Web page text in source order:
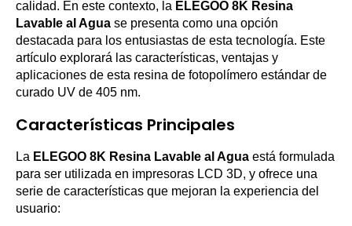
calidad. En este contexto, la ELEGOO 8K Resina
Lavable al Agua se presenta como una opción
destacada para los entusiastas de esta tecnología. Este
artículo explorará las características, ventajas y
aplicaciones de esta resina de fotopolímero estándar de
curado UV de 405 nm.
Características Principales
La ELEGOO 8K Resina Lavable al Agua está formulada
para ser utilizada en impresoras LCD 3D, y ofrece una
serie de características que mejoran la experiencia del
usuario: